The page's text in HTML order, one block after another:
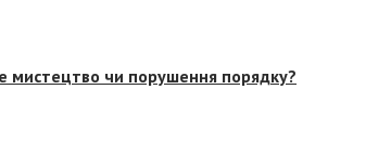
мистецтво чи порушення порядку?